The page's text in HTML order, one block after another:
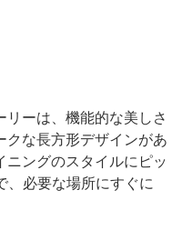
ーは、機能的な美しさ
クな長方形デザインがあ
ングのスタイルにピッ
、必要な場所にすぐに